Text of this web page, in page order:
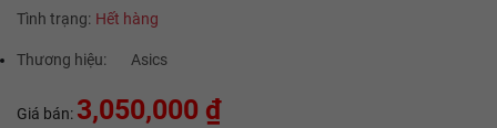
Tình trạng: Hết hàng
Thương hiệu: Asics
Giá bán: 3,050,000 ₫